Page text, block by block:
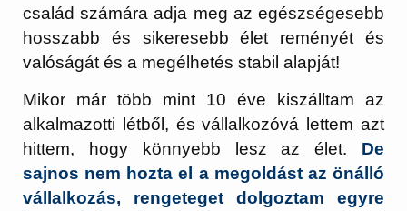
család számára adja meg az egészségesebb
hosszabb és sikeresebb élet reményét és
valóságát és a megélhetés stabil alapját!
Mikor már több mint 10 éve kiszálltam az
alkalmazotti létből, és vállalkozóvá lettem azt
hittem, hogy könnyebb lesz az élet. De
sajnos nem hozta el a megoldást az önálló
vállalkozás, rengeteget dolgoztam egyre